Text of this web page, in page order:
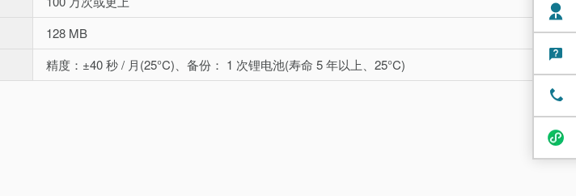
128 MB
精度：±40 秒 / 月(25°C)、备份： 1 次锂电池(寿命 5 年以上、25°C)